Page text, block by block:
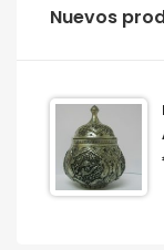
‫‪Nuevos‬‬